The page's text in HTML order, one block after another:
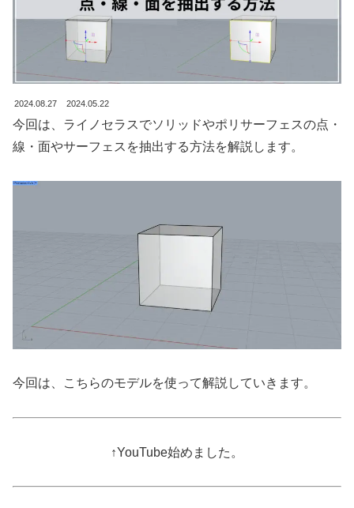
2024.08.27 2024.05.22
今回は、ライノセラスでソリッドやポリサーフェスの点・
線・面やサーフェスを抽出する方法を解説します。
今回は、こちらのモデルを使って解説していきます。
↑YouTube始めました。